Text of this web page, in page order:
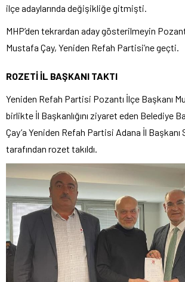
ilçe adaylarında değişikliğe gitmişti.
MHP’den tekrardan aday gösterilmeyin
Mustafa Çay, Yeniden Refah Partisi’ne geçti.
ROZETİ İL BAŞKANI TAKTI
Yeniden Refah Partisi Pozantı İlçe Başkanı
birlikte İl Başkanlığını ziyaret eden Belediye
Çay’a Yeniden Refah Partisi Adana İl
tarafından rozet takıldı.